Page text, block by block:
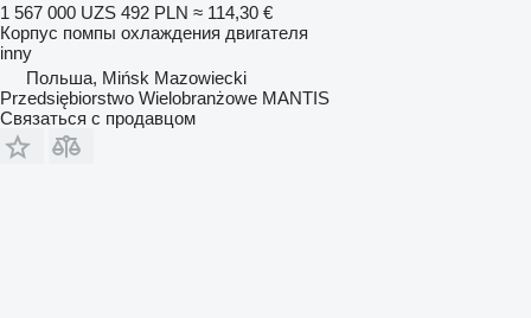
1 567 000 UZS 492 PLN ≈ 114,30 €
Корпус помпы охлаждения двигателя
inny
Польша, Mińsk Mazowiecki
Przedsiębiorstwo Wielobranżowe MANTIS
Связаться с продавцом